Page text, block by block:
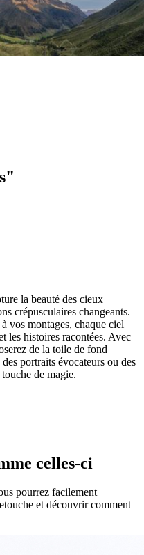
la beauté des cieux
crépusculaires changeants.
vos montages, chaque ciel
les histoires racontées. Avec
de la toile de fond
portraits évocateurs ou des
de magie.
celles-ci
pourrez facilement
et découvrir comment